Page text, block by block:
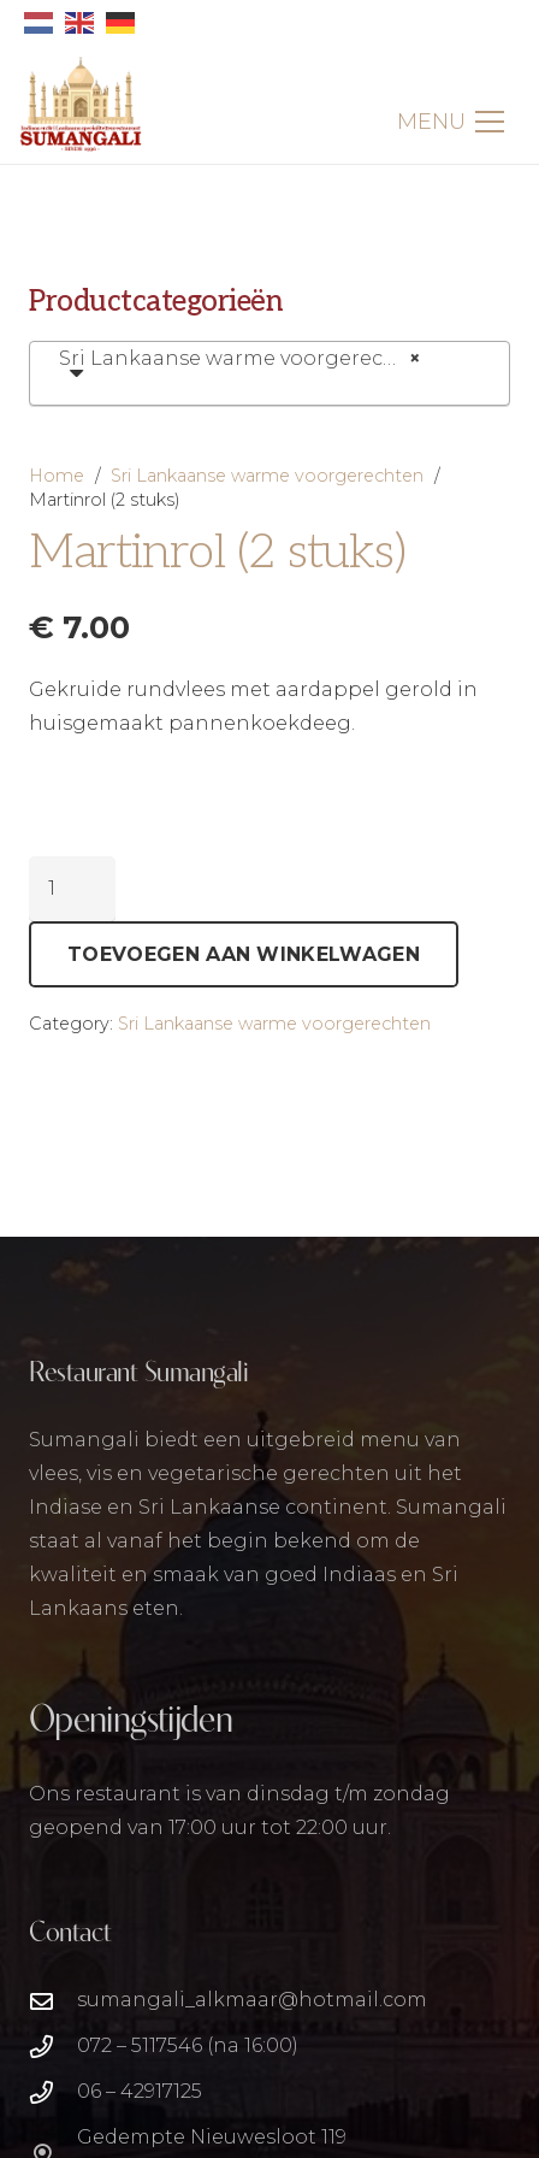
MENU
Productcategorieën
×
Sri Lankaanse warme voorgerechten (6)
Home / Sri Lankaanse warme voorgerechten /
Martinrol (2 stuks)
Martinrol (2 stuks)
€ 7.00
Gekruide rundvlees met aardappel gerold in
huisgemaakt pannenkoekdeeg.
TOEVOEGEN AAN WINKELWAGEN
Category: Sri Lankaanse warme voorgerechten
Restaurant Sumangali
Sumangali biedt een uitgebreid menu van
vlees, vis en vegetarische gerechten uit het
Indiase en Sri Lankaanse continent. Sumangali
staat al vanaf het begin bekend om de
kwaliteit en smaak van goed Indiaas en Sri
Lankaans eten.
Openingstijden
Ons restaurant is van dinsdag t/m zondag
geopend van 17:00 uur tot 22:00 uur.
Contact
sumangali_alkmaar@hotmail.com
072 – 5117546 (na 16:00)
06 – 42917125
Gedempte Nieuwesloot 119